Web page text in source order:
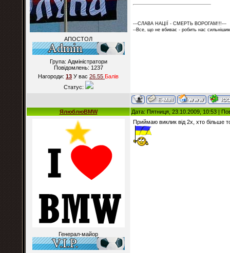
АПОСТОЛ
Група: Адміністратори
Повідомлень: 1237
Нагороди: 13 У вас 26.55 Балiв
Статус:
---СЛАВА НАЦІЇ - СМЕРТЬ ВОРОГАМ!!!---
--Все, що не вбиває - робить нас
ЯлюблюBMW Дата: Пятниця, 23.10.2009, 10:53 |
Генерал-майор
Приймаю виклик від 2х, хто більше